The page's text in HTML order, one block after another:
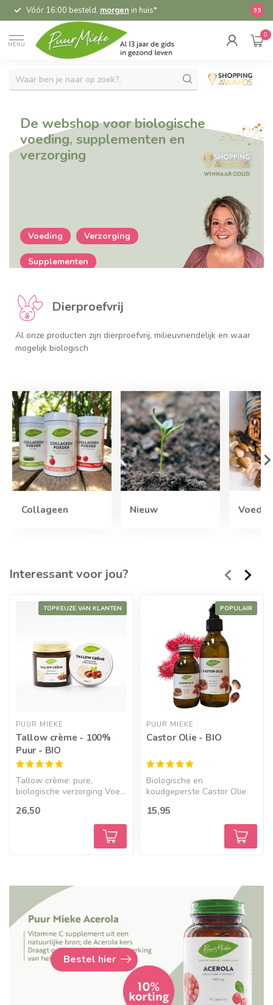
Vóór 16:00 besteld, morgen in huis* 9.5
MENU
0
De webshop voor biologische
voeding, supplementen en
verzorging
Voeding Verzorging
Supplementen
Dierproefvrij
Al onze producten zijn dierproefvrij, milieuvriendelijk en waar
mogelijk biologisch
Collageen Nieuw
Interessant voor jou?
TOPKEUZE VAN KLANTEN
PUUR MIEKE
Tallow crème - 100%
Puur - BIO
Tallow crème: pure,
biologische verzorging Voe...
26,50
POPULAIR
PUUR MIEKE
Castor Olie - BIO
Biologische en
koudgeperste Castor Olie
15,95
Bestel hier